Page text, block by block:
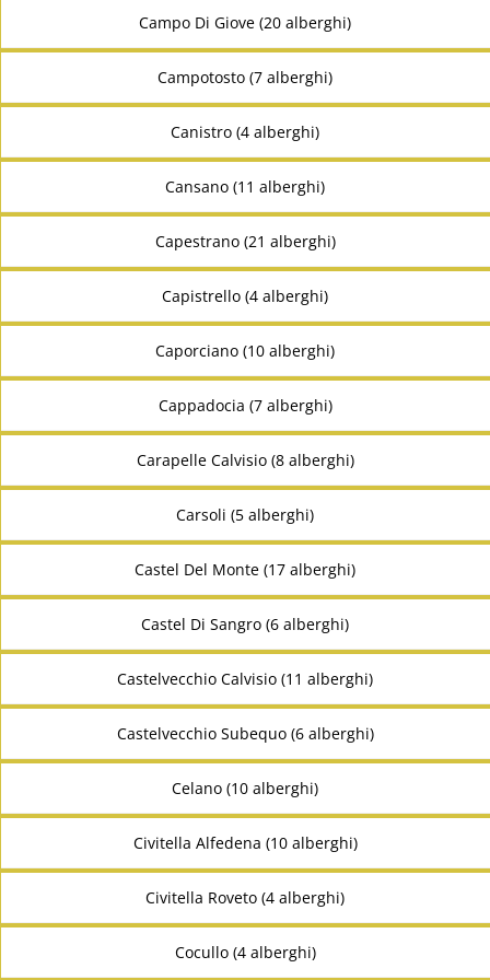
Campo Di Giove (20 alberghi)
Campotosto (7 alberghi)
Canistro (4 alberghi)
Cansano (11 alberghi)
Capestrano (21 alberghi)
Capistrello (4 alberghi)
Caporciano (10 alberghi)
Cappadocia (7 alberghi)
Carapelle Calvisio (8 alberghi)
Carsoli (5 alberghi)
Castel Del Monte (17 alberghi)
Castel Di Sangro (6 alberghi)
Castelvecchio Calvisio (11 alberghi)
Castelvecchio Subequo (6 alberghi)
Celano (10 alberghi)
Civitella Alfedena (10 alberghi)
Civitella Roveto (4 alberghi)
Cocullo (4 alberghi)